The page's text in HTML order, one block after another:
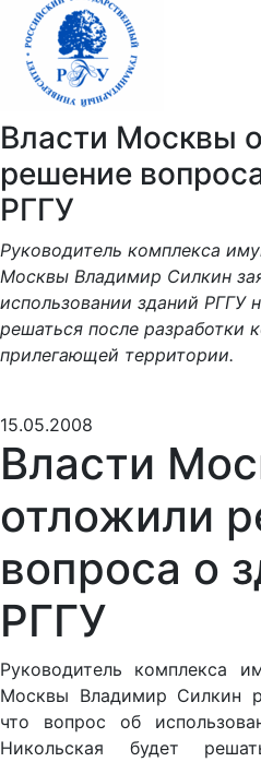
Власти Москвы
решение
РГГУ
Руководитель комплекса
Москвы Владимир Силкин
использовании зданий РГГУ
решаться после разработки
прилегающей территории.
15.05.2008
Власти
отложили
вопроса о
РГГУ
Руководитель комплекса
Москвы Владимир Силкин
что вопрос об
Никольская будет